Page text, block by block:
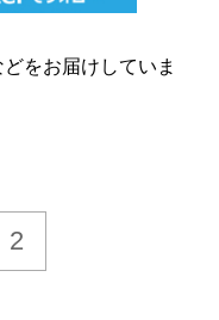
どをお届けしていま
2